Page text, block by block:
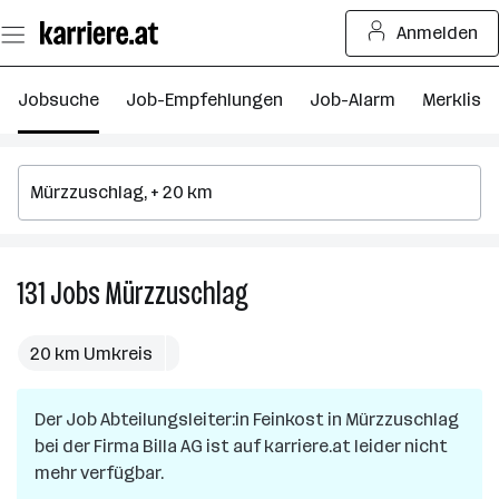
Seiteninhalt
springen
Anmelden
Jobsuche Job-Empfehlungen Job-Alarm Merkliste
131JobsMürzzuschlag131
Jobs
20 km Umkreis
Der JobAbteilungsleiter:in Feinkost in Mürzzuschlag
bei der Firma Billa AG ist auf karriere.at leider nicht
mehr verfügbar.